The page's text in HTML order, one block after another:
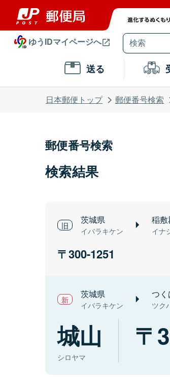
ゆうIDマイページへ
送る
日本郵便トップ 郵便番号検索
郵便番号検索
検索結果
茨城県
イバラキケン
稲
イナ
300-1251
茨城県
イバラキケン
つ
ツク
城山
シロヤマ